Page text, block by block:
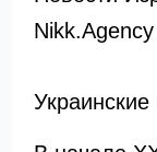
Nikk.Agency
Украинские